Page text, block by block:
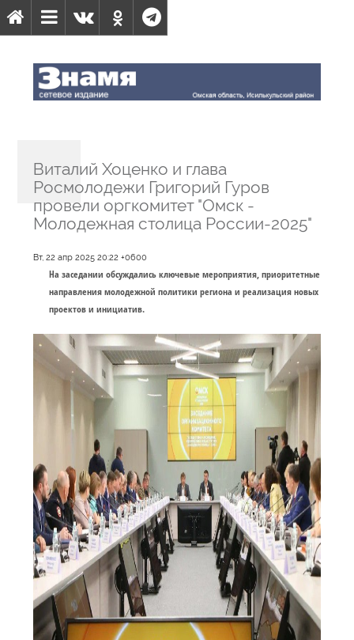
Виталий Хоценко и глава
Росмолодежи Григорий Гуров
провели оргкомитет "Омск -
Молодежная столица России-2025"
Вт, 22 апр 2025 20:22 +0600
На заседании обсуждались ключевые мероприятия, приоритетные
направления молодежной политики региона и реализация новых
проектов и инициатив.